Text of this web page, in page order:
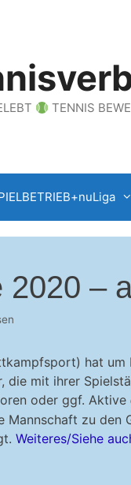
TENNIS
2020 –
hat
die mit ihrer
oder ggf. Aktive
Mannschaft zu
Weiteres/Siehe